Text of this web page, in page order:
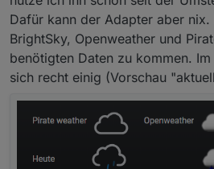
Dafür kann der Adapter aber
BrightSky, Openweather und
benötigten Daten zu kommen.
sich recht einig (Vorschau